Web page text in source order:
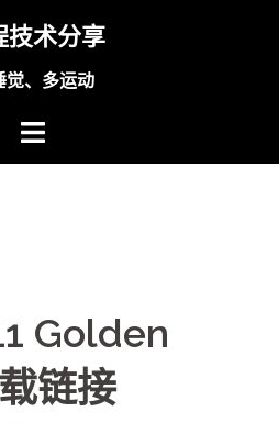
技术分享
觉、多运动
Golden
链接